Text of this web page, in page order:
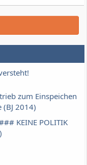
zum Einspeichen
(BJ 2014)
KEINE POLITIK